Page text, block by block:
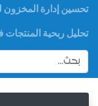
تحسين إدارة المخزون
تحليل ربحية المنتجات